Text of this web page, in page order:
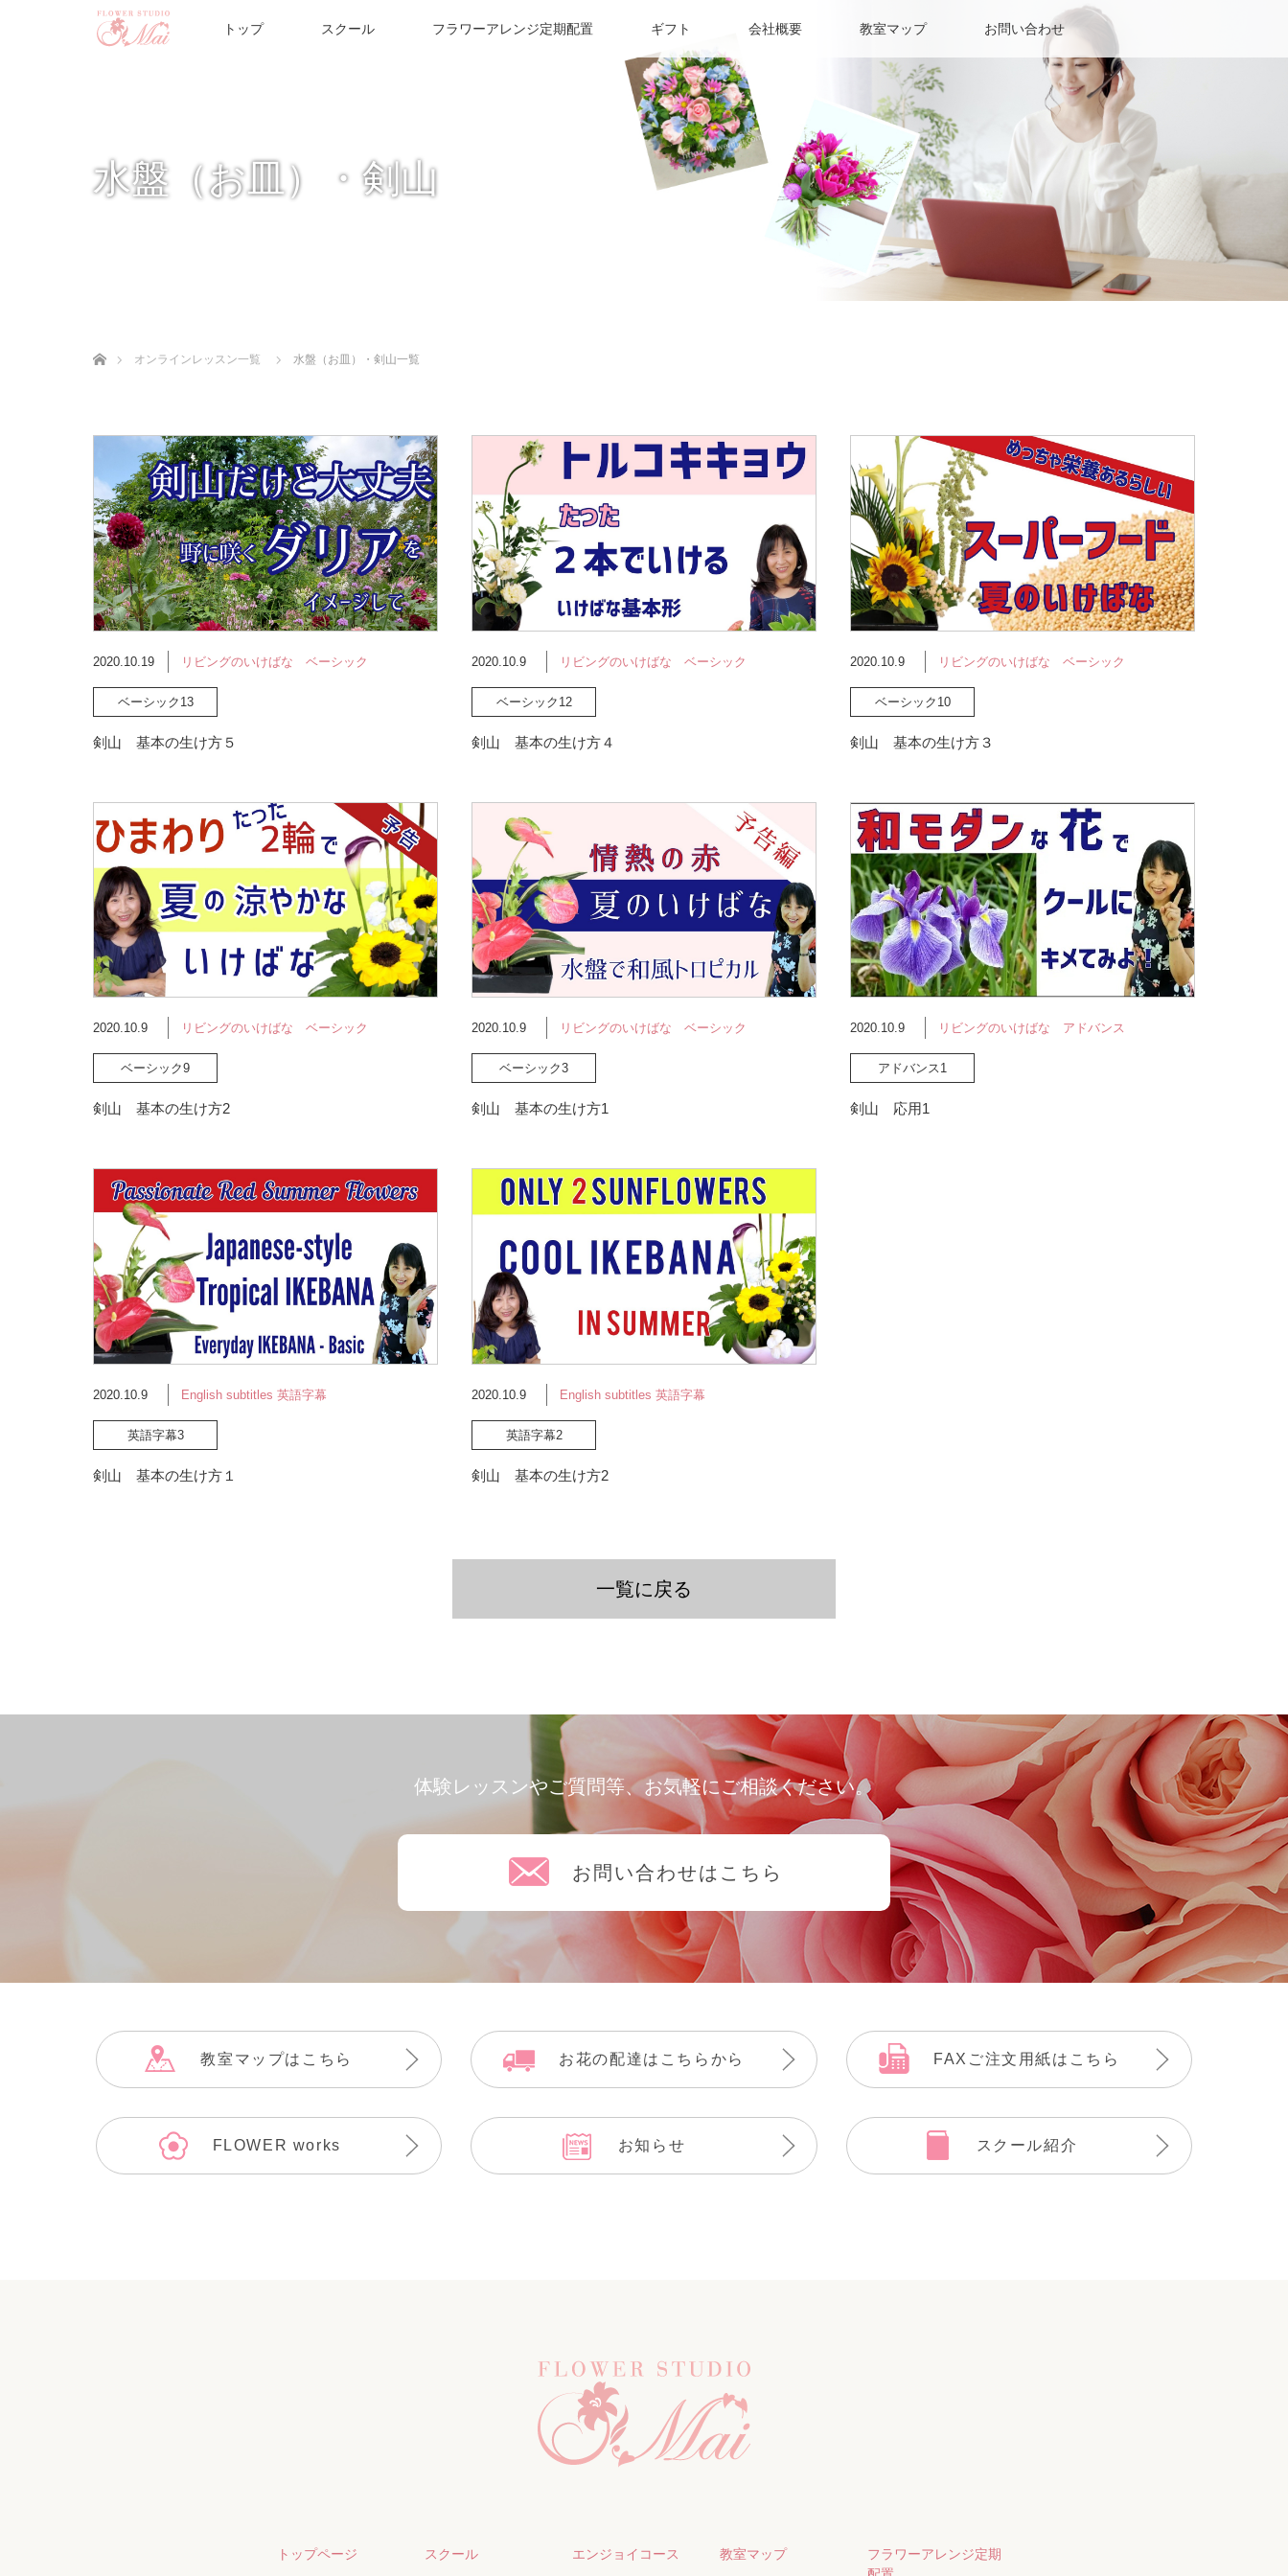
トップ スクール フラワーアレンジ定期配置 ギフト 会社概要 教室マップ お問い合わせ
水盤（お皿）・剣山
オンラインレッスン一覧
水盤（お皿）・剣山一覧
2020.10.19 リビングのいけばな ベーシック
ベーシック13
剣山 基本の生け方５
2020.10.9 リビングのいけばな ベーシック
ベーシック12
剣山 基本の生け方４
2020.10.9 リビングのいけばな ベーシック
ベーシック10
剣山 基本の生け方３
2020.10.9 リビングのいけばな ベーシック
ベーシック9
剣山 基本の生け方2
2020.10.9 リビングのいけばな ベーシック
ベーシック3
剣山 基本の生け方1
2020.10.9 リビングのいけばな アドバンス
アドバンス1
剣山 応用1
2020.10.9 English subtitles 英語字幕
英語字幕3
剣山 基本の生け方１
2020.10.9 English subtitles 英語字幕
英語字幕2
剣山 基本の生け方2
一覧に戻る
体験レッスンやご質問等、お気軽にご相談ください。
お問い合わせはこちら
教室マップはこちら お花の配達はこちらから FAXご注文用紙はこちら
FLOWER works お知らせ スクール紹介
トップページ スクール エンジョイコース 教室マップ
フラワーアレンジ定期